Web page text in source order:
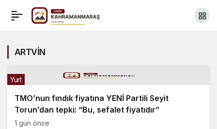
ARTVİN
TMO’nun fındık fiyatına YENİ Partili Seyit
Torun’dan tepki: “Bu, sefalet fiyatıdır”
Yurt
1 gün önce